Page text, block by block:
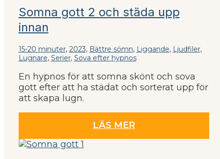
Somna gott 2 och städa upp
innan
15-20 minuter, 2023, Bättre sömn, Liggande, Ljudfiler,
Lugnare, Serier, Sova efter hypnos
En hypnos för att somna skönt och sova
gott efter att ha städat och sorterat upp för
att skapa lugn.
LÄS MER